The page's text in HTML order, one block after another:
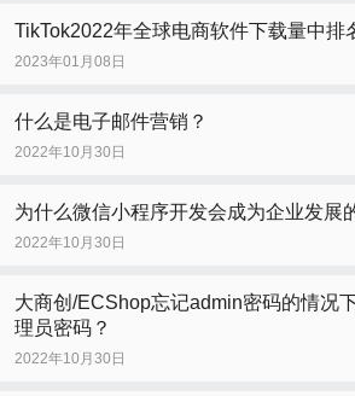
TikTok2022年全球电商软件下载量中排
2023年01月08日
什么是电子邮件营销？
2022年10月30日
为什么微信小程序开发会成为企业发展
2022年10月30日
大商创/ECShop忘记admin密码的情况
理员密码？
2022年10月30日